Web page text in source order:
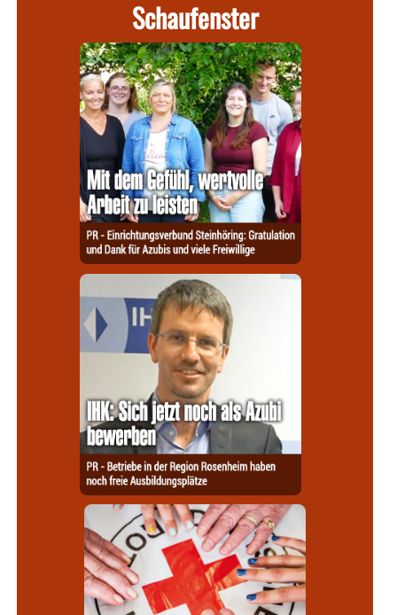
Schaufenster